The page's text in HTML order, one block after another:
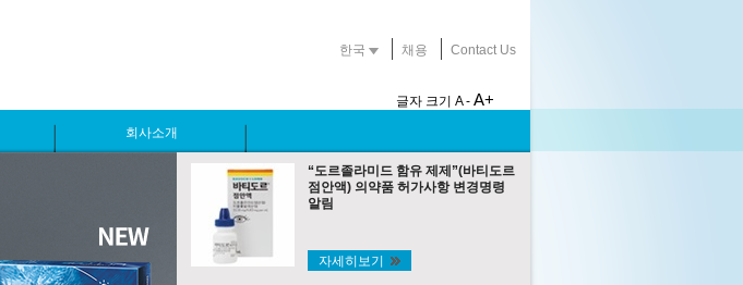
한국 채용 Contact Us
글자 크기 A - A+
회사소개
“도르졸라미드 함유 제제”(바티도르
점안액) 의약품 허가사항 변경명령
알림
자세히보기